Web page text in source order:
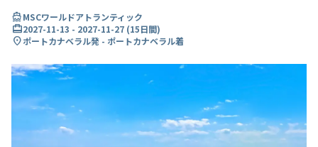
directions_boatMSCワールドアトランティック
card_travel2027-11-13 - 2027-11-27 (15日間)
location_onポートカナベラル発 - ポートカナベラル着